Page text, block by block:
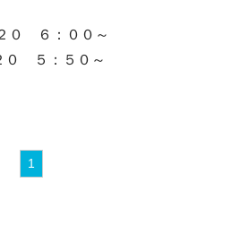
０ ６：００～
０ ５：５０～
1